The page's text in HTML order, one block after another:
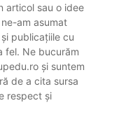
articol sau o idee
am asumat
publicațiile cu
fel. Ne bucurăm
și suntem
de a cita sursa
respect și